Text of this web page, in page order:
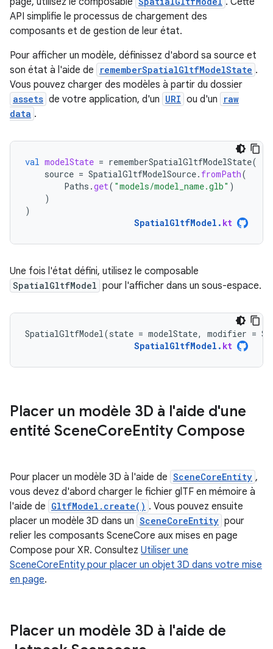
API simplifie le processus de chargement des
composants et de gestion de leur état.
Pour afficher un modèle, définissez d'abord sa source et
son état à l'aide de
rememberSpatialGltfModelState .
Vous pouvez charger des modèles à partir du dossier
assets de votre application, d'un URI ou d'un
raw
data .
val modelState = rememberSpatialGltfModelState(
source = SpatialGltfModelSource. fromPath(
Paths .get( "models/model_name.glb" )
)
)
SpatialGltfModel . kt
Une fois l'état défini, utilisez le composable
SpatialGltfModel pour l'afficher dans un sous-espace.
SpatialGltfModel (state = modelState, modifier =
SpatialGltfModel . kt
Placer un modèle 3D à l'aide d'une
entité SceneCoreEntity Compose
Pour placer un modèle 3D à l'aide de SceneCoreEntity ,
vous devez d'abord charger le fichier glTF en mémoire à
l'aide de GltfModel.create() . Vous pouvez ensuite
placer un modèle 3D dans un SceneCoreEntity pour
relier les composants SceneCore aux mises en page
Compose pour XR. Consultez Utiliser une
SceneCoreEntity pour placer un objet 3D dans votre mise
en page.
Placer un modèle 3D à l'aide de